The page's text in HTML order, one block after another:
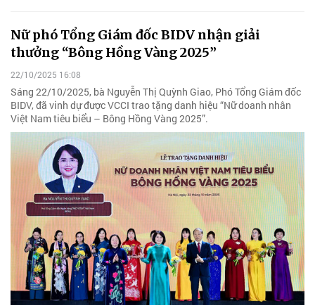
Nữ phó Tổng Giám đốc BIDV nhận giải
thưởng “Bông Hồng Vàng 2025”
22/10/2025 16:08
Sáng 22/10/2025, bà Nguyễn Thị Quỳnh Giao, Phó Tổng Giám đốc
BIDV, đã vinh dự được VCCI trao tặng danh hiệu “Nữ doanh nhân
Việt Nam tiêu biểu – Bông Hồng Vàng 2025”.